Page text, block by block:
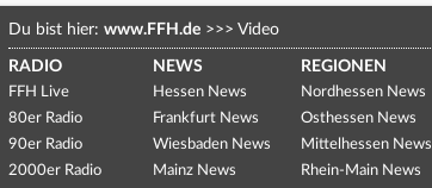
Du bist hier: www.FFH.de >>> Video
RADIO
FFH Live
80er Radio
90er Radio
2000er Radio
NEWS
Hessen News
Frankfurt News
Wiesbaden News
Mainz News
REGIONEN
Nordhessen News
Osthessen News
Mittelhessen News
Rhein-Main News